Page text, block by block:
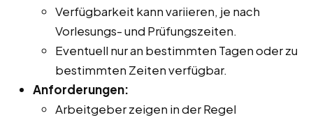
Verfügbarkeit kann variieren, je nach
Vorlesungs- und Prüfungszeiten.
Eventuell nur an bestimmten Tagen oder zu
bestimmten Zeiten verfügbar.
Anforderungen:
Arbeitgeber zeigen in der Regel